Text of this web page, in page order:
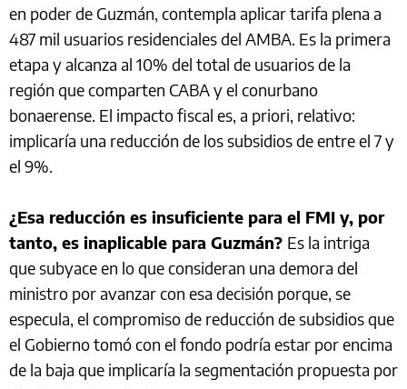
en poder de Guzmán, contempla aplicar tarifa plena a
487 mil usuarios residenciales del AMBA. Es la primera
etapa y alcanza al 10% del total de usuarios de la
región que comparten CABA y el conurbano
bonaerense. El impacto fiscal es, a priori, relativo:
implicaría una reducción de los subsidios de entre el 7 y
el 9%.
¿Esa reducción es insuficiente para el FMI y, por
tanto, es inaplicable para Guzmán? Es la intriga
que subyace en lo que consideran una demora del
ministro por avanzar con esa decisión porque, se
especula, el compromiso de reducción de subsidios que
el Gobierno tomó con el fondo podría estar por encima
de la baja que implicaría la segmentación propuesta por